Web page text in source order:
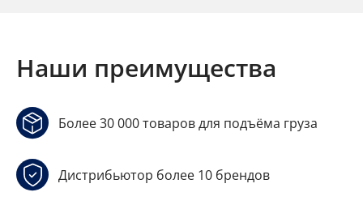
Наши преимущества
Более 30 000 товаров для подъёма груза
Дистрибьютор более 10 брендов